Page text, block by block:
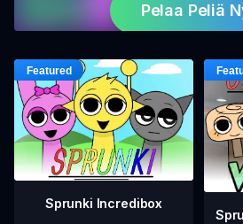
Pelaa Peliä
Sprunki Incredibox